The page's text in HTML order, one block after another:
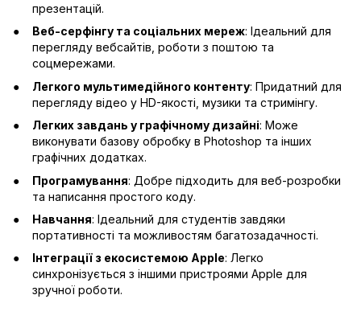
презентацій.
Веб-серфінгу та соціальних мереж: Ідеальний для
перегляду вебсайтів, роботи з поштою та
соцмережами.
Легкого мультимедійного контенту: Придатний для
перегляду відео у HD-якості, музики та стримінгу.
Легких завдань у графічному дизайні: Може
виконувати базову обробку в Photoshop та інших
графічних додатках.
Програмування: Добре підходить для веб-розробки
та написання простого коду.
Навчання: Ідеальний для студентів завдяки
портативності та можливостям багатозадачності.
Інтеграції з екосистемою Apple: Легко
синхронізується з іншими пристроями Apple для
зручної роботи.